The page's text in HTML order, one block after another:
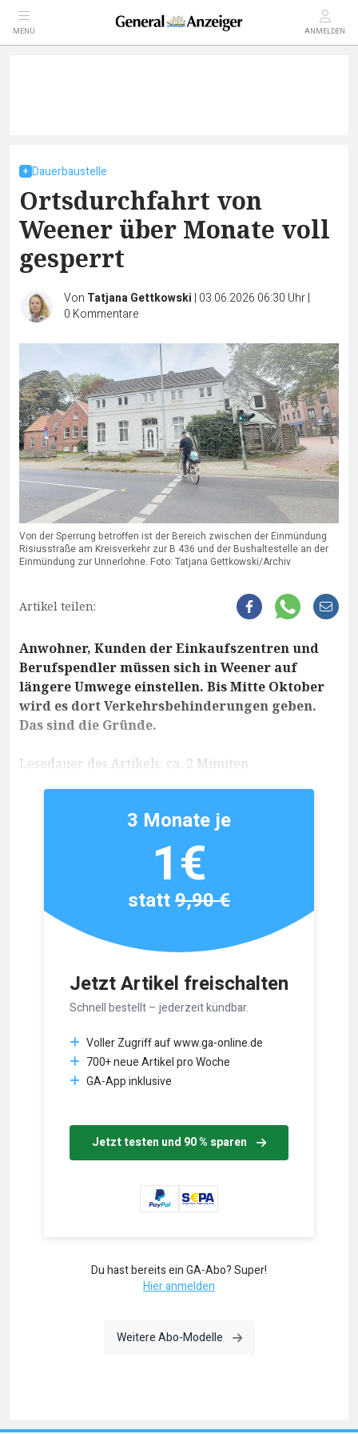
MENÜ ANMELDEN
Dauerbaustelle
Ortsdurchfahrt von
Weener über Monate voll
gesperrt
Von Tatjana Gettkowski | 03.06.2026 06:30 Uhr|
0 Kommentare
Von der Sperrung betroffen ist der Bereich zwischen der Einmündung
Risiusstraße am Kreisverkehr zur B 436 und der Bushaltestelle an der
Einmündung zur Unnerlohne. Foto: Tatjana Gettkowski/Archiv
Artikel teilen:
Anwohner, Kunden der Einkaufszentren und
Berufspendler müssen sich in Weener auf
längere Umwege einstellen. Bis Mitte Oktober
wird es dort Verkehrsbehinderungen geben.
Das sind die Gründe.
Lesedauer des Artikels: ca. 2 Minuten
Jetzt Artikel freischalten
Schnell bestellt – jederzeit kündbar.
Voller Zugriff auf www.ga-online.de
700+ neue Artikel pro Woche
GA-App inklusive
Jetzt testen und 90 % sparen
3 Monate je
1€
statt9,90 €
Du hast bereits ein GA-Abo? Super!
Hier anmelden
Weitere Abo-Modelle